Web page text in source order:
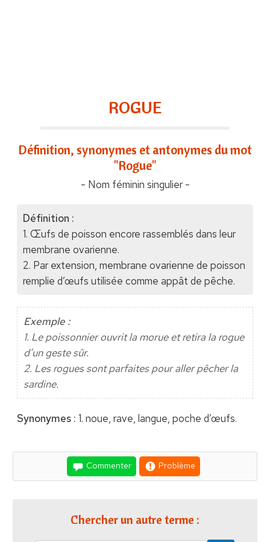
ROGUE
Définition, synonymes et antonymes du mot
"Rogue"
- Nom féminin singulier -
Définition :
1. Œufs de poisson encore rassemblés dans leur
membrane ovarienne.
2. Par extension, membrane ovarienne de poisson
remplie d’œufs utilisée comme appât de pêche.
Exemple :
1. Le poissonnier ouvrit la morue et retira la rogue
d’un geste sûr.
2. Les rogues sont parfaites pour aller pêcher la
sardine.
Synonymes : 1. noue, rave, langue, poche d’œufs.
Commenter Problème
Chercher un autre terme :